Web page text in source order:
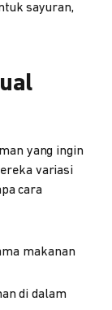
sayuran,
yang ingin
variasi
cara
makanan
di dalam